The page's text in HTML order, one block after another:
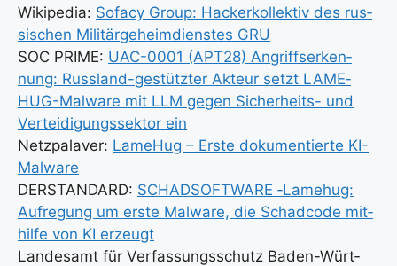
Wiki­pe­dia: Sofacy Group: Hacker­kol­lek­tiv des rus­
si­schen Mili­tär­ge­heim­diens­tes GRU
SOC PRIME: UAC-0001 (APT28) Angriffs­er­ken­
nung: Russ­land-gestütz­ter Akteur setzt LAME­
HUG-Mal­wa­re mit LLM gegen Sicher­heits- und
Ver­tei­di­gungs­sek­tor ein
Netz­pa­la­ver: Lame­Hug – Ers­te doku­men­tier­te KI-
Mal­wa­re
DERSTANDARD: SCHADSOFTWARE ‑Lame­hug:
Auf­re­gung um ers­te Mal­wa­re, die Schad­code mit­
hil­fe von KI erzeugt
Lan­des­amt für Ver­fas­sungs­schutz Baden-Würt­